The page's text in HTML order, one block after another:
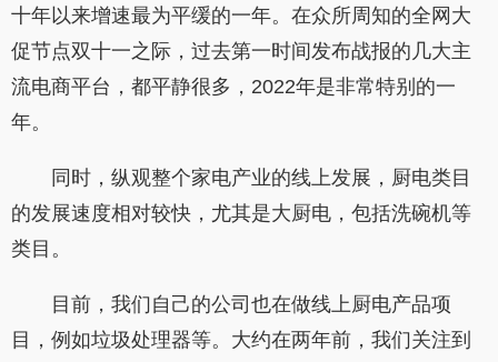
十年以来增速最为平缓的一年。在众所周知的全网大
促节点双十一之际，过去第一时间发布战报的几大主
流电商平台，都平静很多，2022年是非常特别的一
年。
同时，纵观整个家电产业的线上发展，厨电类目
的发展速度相对较快，尤其是大厨电，包括洗碗机等
类目。
目前，我们自己的公司也在做线上厨电产品项
目，例如垃圾处理器等。大约在两年前，我们关注到